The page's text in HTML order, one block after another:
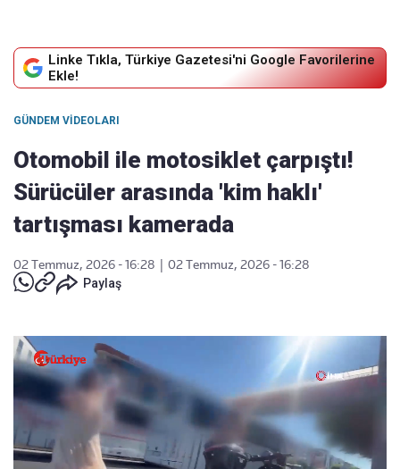
Linke Tıkla, Türkiye Gazetesi'ni Google Favorilerine
Ekle!
GÜNDEM VIDEOLARI
Otomobil ile motosiklet çarpıştı!
Sürücüler arasında 'kim haklı'
tartışması kamerada
02 Temmuz, 2026 - 16:28
02 Temmuz, 2026 - 16:28
Paylaş